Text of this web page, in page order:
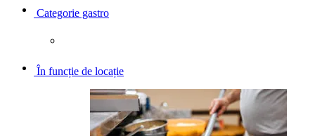
Categorie gastro
În funcție de locație